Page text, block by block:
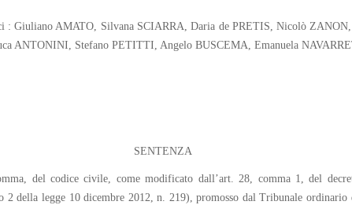
: Giuliano AMATO, Silvana SCIARRA, Daria de PRETIS, Nicolò
ANTONINI, Stefano PETITTI, Angelo BUSCEMA, Emanuela
SENTENZA
del codice civile, come modificato dall’art. 28, comma 1, del
della legge 10 dicembre 2012, n. 219), promosso dal Tribunale